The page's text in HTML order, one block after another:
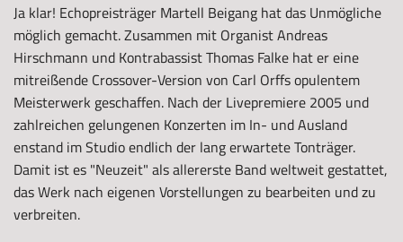
Ja klar! Echopreisträger Martell Beigang hat das Unmögliche
möglich gemacht. Zusammen mit Organist Andreas
Hirschmann und Kontrabassist Thomas Falke hat er eine
mitreißende Crossover-Version von Carl Orffs opulentem
Meisterwerk geschaffen. Nach der Livepremiere 2005 und
zahlreichen gelungenen Konzerten im In- und Ausland
enstand im Studio endlich der lang erwartete Tonträger.
Damit ist es "Neuzeit" als allererste Band weltweit gestattet,
das Werk nach eigenen Vorstellungen zu bearbeiten und zu
verbreiten.